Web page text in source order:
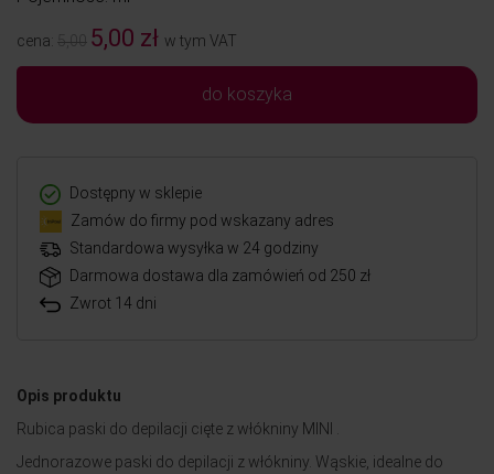
cena: 5,00 5,00 zł w tym VAT
do koszyka
Dostępny w sklepie
Zamów do firmy pod wskazany adres
Standardowa wysyłka w 24 godziny
Darmowa dostawa dla zamówień od 250 zł
Zwrot 14 dni
Opis produktu
Rubica paski do depilacji cięte z włókniny MINI .
Jednorazowe paski do depilacji z włókniny. Wąskie, idealne do